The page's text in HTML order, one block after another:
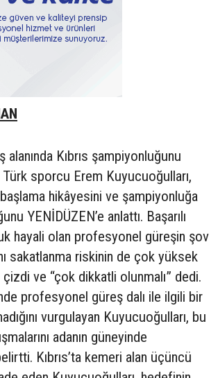
Kıbrıs şampiyonluğunu
Türk sporcu Erem Kuyucuoğulları,
hikâyesini ve şampiyonluğa
YENİDÜZEN’e anlattı. Başarılı
hayali olan profesyonel güreşin şov
sakatlanma riskinin de çok yüksek
çizdi ve “çok dikkatli olunmalı” dedi.
profesyonel güreş dalı ile ilgili bir
vurgulayan Kuyucuoğulları, bu
adanın güneyinde
Kıbrıs’ta kemeri alan üçüncü